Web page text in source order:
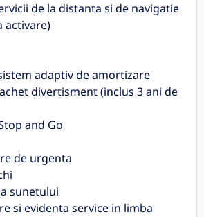
de la distanta si de navigatie
activare)
adaptiv de amortizare
divertisment (inclus 3 ani de
and Go
de urgenta
sunetului
si evidenta service in limba